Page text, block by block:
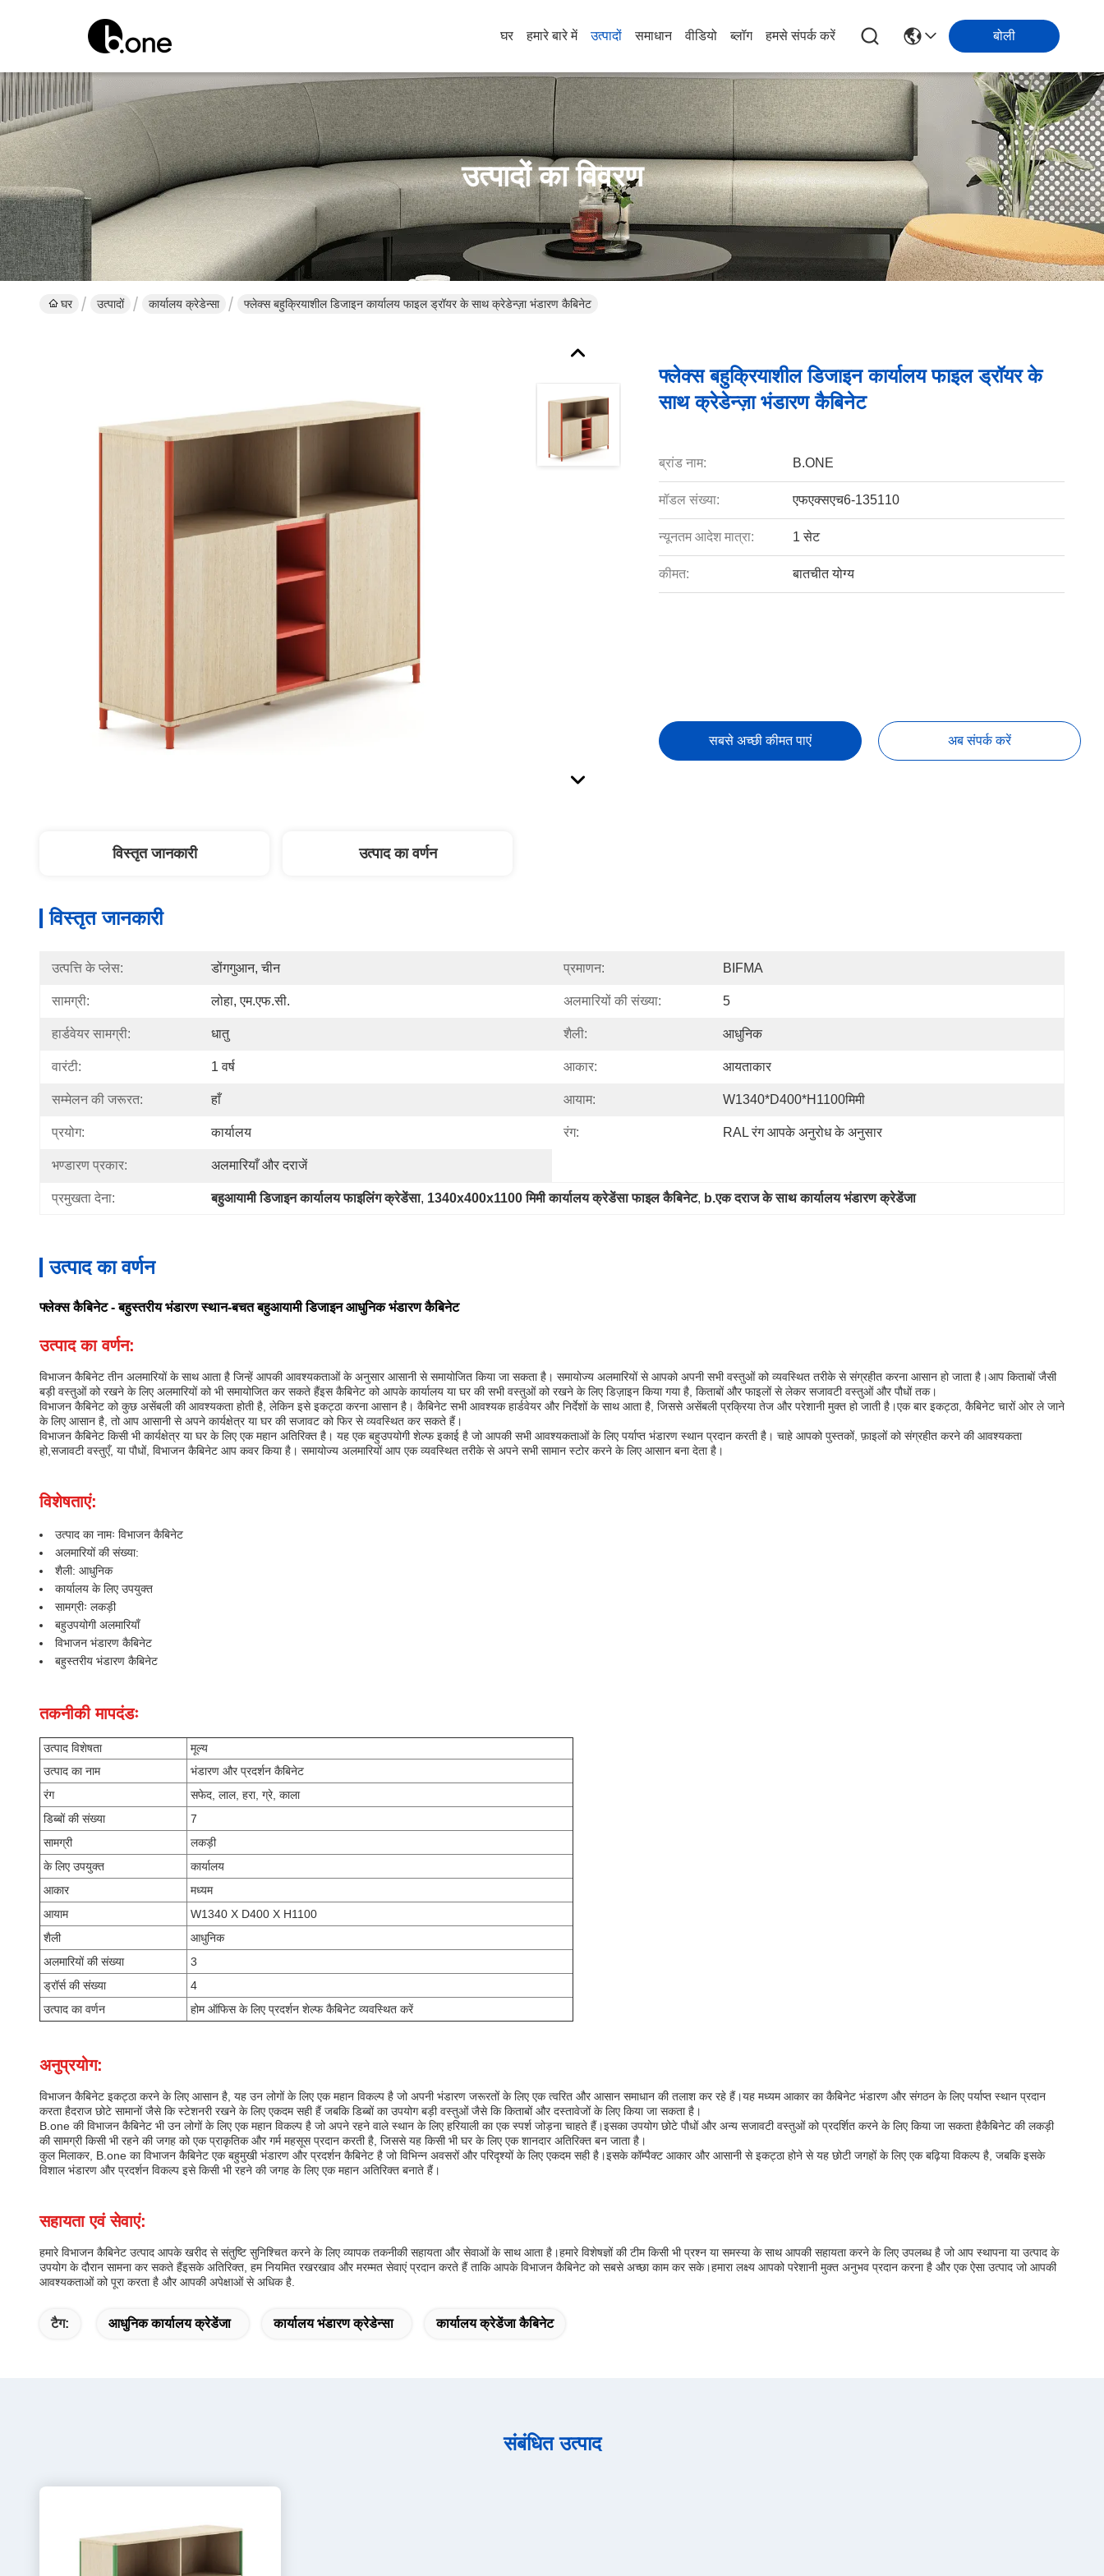
घर हमारे बारे में उत्पादों समाधान वीडियो ब्लॉग हमसे संपर्क करें बोली
उत्पादों का विवरण
घर उत्पादों कार्यालय क्रेडेन्सा फ्लेक्स बहुक्रियाशील डिजाइन कार्यालय फाइल ड्रॉयर के साथ क्रेडेन्ज़ा भंडारण कैबिनेट
फ्लेक्स बहुक्रियाशील डिजाइन कार्यालय फाइल ड्रॉयर के
साथ क्रेडेन्ज़ा भंडारण कैबिनेट
ब्रांड नाम: B.ONE
मॉडल संख्या: एफएक्सएच6-135110
न्यूनतम आदेश मात्रा: 1 सेट
कीमत: बातचीत योग्य
सबसे अच्छी कीमत पाएं अब संपर्क करें
विस्तृत जानकारी उत्पाद का वर्णन
विस्तृत जानकारी
उत्पत्ति के प्लेस: डोंगगुआन, चीन प्रमाणन: BIFMA
सामग्री: लोहा, एम.एफ.सी. अलमारियों की संख्या: 5
हार्डवेयर सामग्री: धातु शैली: आधुनिक
वारंटी: 1 वर्ष आकार: आयताकार
सम्मेलन की जरूरत: हाँ आयाम: W1340*D400*H1100मिमी
प्रयोग: कार्यालय रंग: RAL रंग आपके अनुरोध के अनुसार
भण्डारण प्रकार: अलमारियाँ और दराजें
प्रमुखता देना: बहुआयामी डिजाइन कार्यालय फाइलिंग क्रेडेंसा, 1340x400x1100 मिमी कार्यालय क्रेडेंसा फाइल कैबिनेट, b.एक दराज के साथ कार्यालय भंडारण क्रेडेंजा
उत्पाद का वर्णन
फ्लेक्स कैबिनेट - बहुस्तरीय भंडारण स्थान-बचत बहुआयामी डिजाइन आधुनिक भंडारण कैबिनेट
उत्पाद का वर्णन:
विभाजन कैबिनेट तीन अलमारियों के साथ आता है जिन्हें आपकी आवश्यकताओं के अनुसार आसानी से समायोजित किया जा सकता है। समायोज्य अलमारियों से आपको अपनी सभी वस्तुओं को व्यवस्थित तरीके से संग्रहीत करना आसान हो जाता है।आप किताबों जैसी
बड़ी वस्तुओं को रखने के लिए अलमारियों को भी समायोजित कर सकते हैंइस कैबिनेट को आपके कार्यालय या घर की सभी वस्तुओं को रखने के लिए डिज़ाइन किया गया है, किताबों और फाइलों से लेकर सजावटी वस्तुओं और पौधों तक।
विभाजन कैबिनेट को कुछ असेंबली की आवश्यकता होती है, लेकिन इसे इकट्ठा करना आसान है। कैबिनेट सभी आवश्यक हार्डवेयर और निर्देशों के साथ आता है, जिससे असेंबली प्रक्रिया तेज और परेशानी मुक्त हो जाती है।एक बार इकट्ठा, कैबिनेट चारों ओर ले जाने
के लिए आसान है, तो आप आसानी से अपने कार्यक्षेत्र या घर की सजावट को फिर से व्यवस्थित कर सकते हैं।
विभाजन कैबिनेट किसी भी कार्यक्षेत्र या घर के लिए एक महान अतिरिक्त है। यह एक बहुउपयोगी शेल्फ इकाई है जो आपकी सभी आवश्यकताओं के लिए पर्याप्त भंडारण स्थान प्रदान करती है। चाहे आपको पुस्तकों, फ़ाइलों को संग्रहीत करने की आवश्यकता
हो,सजावटी वस्तुएँ, या पौधों, विभाजन कैबिनेट आप कवर किया है। समायोज्य अलमारियों आप एक व्यवस्थित तरीके से अपने सभी सामान स्टोर करने के लिए आसान बना देता है।
विशेषताएं:
उत्पाद का नामः विभाजन कैबिनेट
अलमारियों की संख्या:
शैली: आधुनिक
कार्यालय के लिए उपयुक्त
सामग्रीः लकड़ी
बहुउपयोगी अलमारियाँ
विभाजन भंडारण कैबिनेट
बहुस्तरीय भंडारण कैबिनेट
तकनीकी मापदंडः
उत्पाद विशेषता
मूल्य
उत्पाद का नाम
भंडारण और प्रदर्शन कैबिनेट
रंग
सफेद, लाल, हरा, ग्रे, काला
डिब्बों की संख्या
7
सामग्री
लकड़ी
के लिए उपयुक्त
कार्यालय
आकार
मध्यम
आयाम
W1340 X D400 X H1100
शैली
आधुनिक
अलमारियों की संख्या
3
ड्रॉर्स की संख्या
4
उत्पाद का वर्णन
होम ऑफिस के लिए प्रदर्शन शेल्फ कैबिनेट व्यवस्थित करें
अनुप्रयोग:
विभाजन कैबिनेट इकट्ठा करने के लिए आसान है, यह उन लोगों के लिए एक महान विकल्प है जो अपनी भंडारण जरूरतों के लिए एक त्वरित और आसान समाधान की तलाश कर रहे हैं।यह मध्यम आकार का कैबिनेट भंडारण और संगठन के लिए पर्याप्त स्थान प्रदान
करता हैदराज छोटे सामानों जैसे कि स्टेशनरी रखने के लिए एकदम सही हैं जबकि डिब्बों का उपयोग बड़ी वस्तुओं जैसे कि किताबों और दस्तावेजों के लिए किया जा सकता है।
B.one की विभाजन कैबिनेट भी उन लोगों के लिए एक महान विकल्प है जो अपने रहने वाले स्थान के लिए हरियाली का एक स्पर्श जोड़ना चाहते हैं।इसका उपयोग छोटे पौधों और अन्य सजावटी वस्तुओं को प्रदर्शित करने के लिए किया जा सकता हैकैबिनेट की लकड़ी
की सामग्री किसी भी रहने की जगह को एक प्राकृतिक और गर्म महसूस प्रदान करती है, जिससे यह किसी भी घर के लिए एक शानदार अतिरिक्त बन जाता है।
कुल मिलाकर, B.one का विभाजन कैबिनेट एक बहुमुखी भंडारण और प्रदर्शन कैबिनेट है जो विभिन्न अवसरों और परिदृश्यों के लिए एकदम सही है।इसके कॉम्पैक्ट आकार और आसानी से इकट्ठा होने से यह छोटी जगहों के लिए एक बढ़िया विकल्प है, जबकि इसके
विशाल भंडारण और प्रदर्शन विकल्प इसे किसी भी रहने की जगह के लिए एक महान अतिरिक्त बनाते हैं।
सहायता एवं सेवाएं:
हमारे विभाजन कैबिनेट उत्पाद आपके खरीद से संतुष्टि सुनिश्चित करने के लिए व्यापक तकनीकी सहायता और सेवाओं के साथ आता है।हमारे विशेषज्ञों की टीम किसी भी प्रश्न या समस्या के साथ आपकी सहायता करने के लिए उपलब्ध है जो आप स्थापना या उत्पाद के
उपयोग के दौरान सामना कर सकते हैंइसके अतिरिक्त, हम नियमित रखरखाव और मरम्मत सेवाएं प्रदान करते हैं ताकि आपके विभाजन कैबिनेट को सबसे अच्छा काम कर सके।हमारा लक्ष्य आपको परेशानी मुक्त अनुभव प्रदान करना है और एक ऐसा उत्पाद जो आपकी
आवश्यकताओं को पूरा करता है और आपकी अपेक्षाओं से अधिक है.
टैग: आधुनिक कार्यालय क्रेडेंजा कार्यालय भंडारण क्रेडेन्सा कार्यालय क्रेडेंजा कैबिनेट
संबंधित उत्पाद